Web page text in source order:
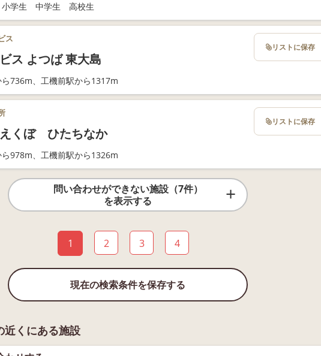
学生 中学生 高校生
ス
ス よつば 東大島
ら736m、工機前駅から1317m
リストに保存
くぼ ひたちなか
ら978m、工機前駅から1326m
リストに保存
問い合わせができない施設（7件）
を表示する
1 2 3 4
現在の検索条件を保存する
近くにある施設